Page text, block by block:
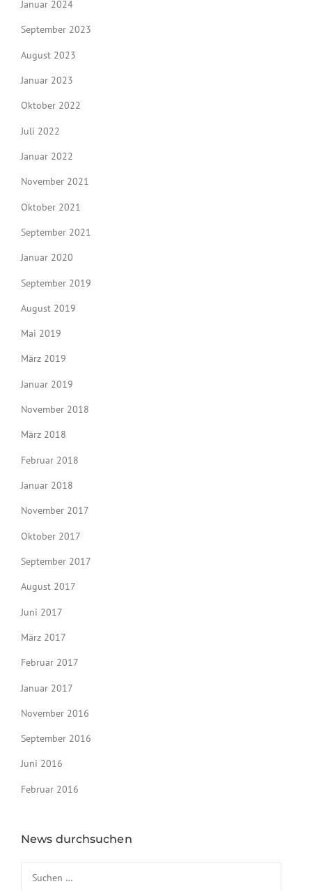
Januar 2024
September 2023
August 2023
Januar 2023
Oktober 2022
Juli 2022
Januar 2022
November 2021
Oktober 2021
September 2021
Januar 2020
September 2019
August 2019
Mai 2019
März 2019
Januar 2019
November 2018
März 2018
Februar 2018
Januar 2018
November 2017
Oktober 2017
September 2017
August 2017
Juni 2017
März 2017
Februar 2017
Januar 2017
November 2016
September 2016
Juni 2016
Februar 2016
News durchsuchen